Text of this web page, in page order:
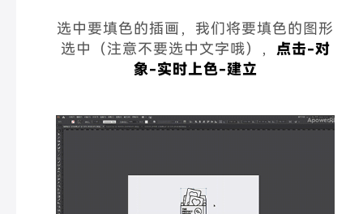
选中要填色的插画，我们将要填色的图形
选中（注意不要选中文字哦）， 点击-对
象-实时上色-建立